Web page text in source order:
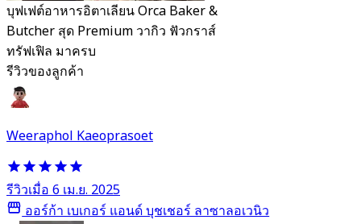
บุฟเฟต์อาหารอิตาเลียน Orca Baker &
Butcher สุด Premium วากิว ฟัวกราส์
ทรัฟเฟิล มาครบ
รีวิวของลูกค้า
Weeraphol Kaeoprasoet
รีวิวเมื่อ 6 เม.ย. 2025
ออร์ก้า เบเกอร์ แอนด์ บุชเชอร์ ลาซาลอเวนิว